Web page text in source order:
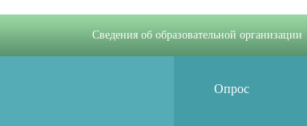
Сведения об образовательной организации
Опрос